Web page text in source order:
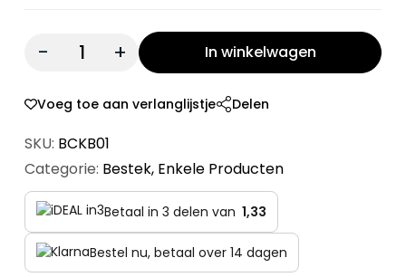
Quantity: In winkelwagen
Voeg toe aan verlanglijstje Delen
SKU: BCKB01
Categorie: Bestek, Enkele Producten
Betaal in 3 delen van 1,33
Bestel nu, betaal over 14 dagen